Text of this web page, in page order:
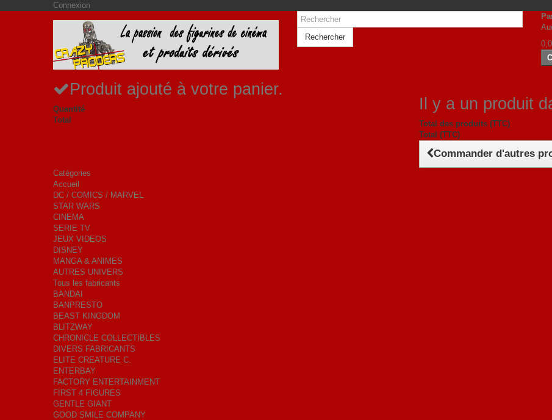
Connexion
Rechercher
Produit ajouté à votre panier.
Quantité
Total
Il y a un produit
Total des produits (TTC)
Total (TTC)
Commander d'autres
Catégories
Accueil
DC / COMICS / MARVEL
STAR WARS
CINEMA
SERIE TV
JEUX VIDEOS
DISNEY
MANGA & ANIMES
AUTRES UNIVERS
Tous les fabricants
BANDAI
BANPRESTO
BEAST KINGDOM
BLITZWAY
CHRONICLE COLLECTIBLES
DIVERS FABRICANTS
ELITE CREATURE C.
ENTERBAY
FACTORY ENTERTAINMENT
FIRST 4 FIGURES
GENTLE GIANT
GOOD SMILE COMPANY